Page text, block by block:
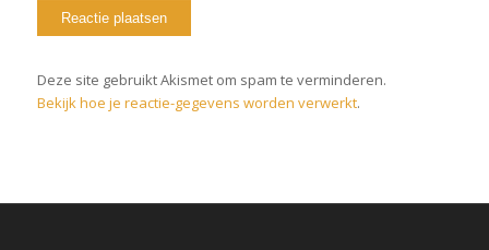
Deze site gebruikt Akismet om spam te verminderen.
Bekijk hoe je reactie-gegevens worden verwerkt.